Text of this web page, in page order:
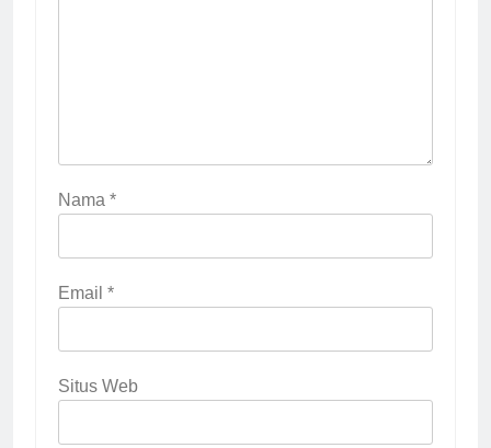
Nama *
Email *
Situs Web